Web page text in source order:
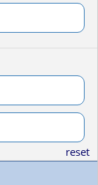
reset